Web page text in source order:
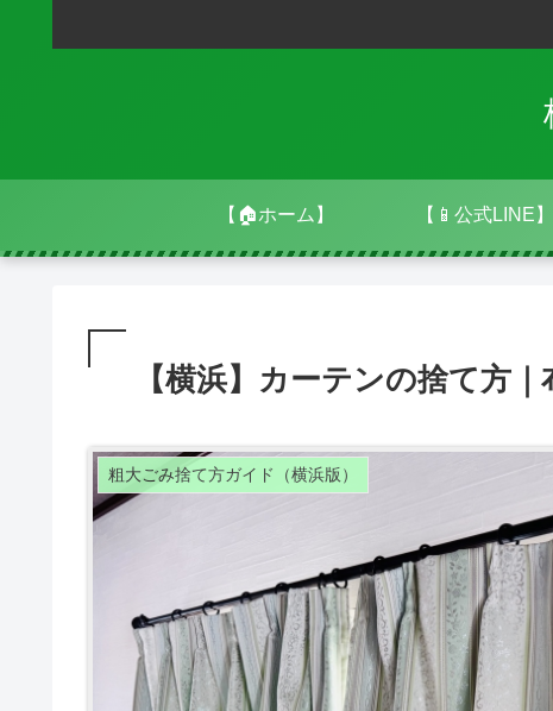
【🏠ホーム】 【📱公式LINE】
【横浜】カーテンの捨て方
粗大ごみ捨て方ガイド（横浜版）